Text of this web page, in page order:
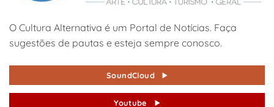
O Cultura Alternativa é um Portal de Notícias. Faça
sugestões de pautas e esteja sempre conosco.
SoundCloud
Youtube